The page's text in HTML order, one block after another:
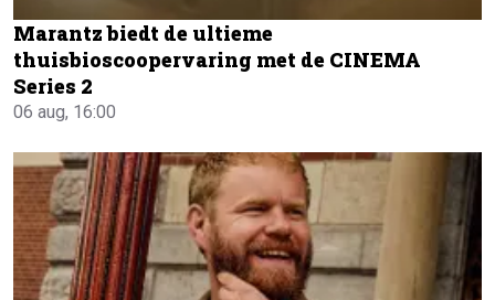
Marantz biedt de ultieme
thuisbioscoopervaring met de CINEMA
Series 2
06 aug, 16:00